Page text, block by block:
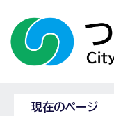
現在のページ